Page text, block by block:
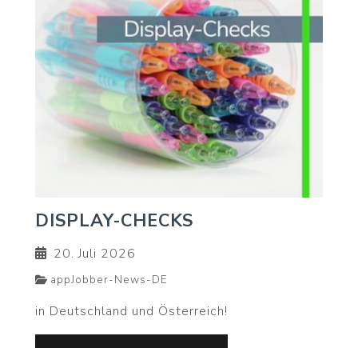
DISPLAY-CHECKS
20. Juli 2026
appJobber-News-DE
in Deutschland und Österreich!